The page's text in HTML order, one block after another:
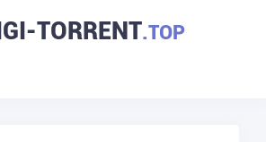
TORRENT.TOP